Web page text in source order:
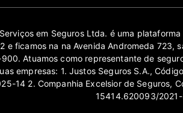
em Seguros Ltda. é uma
e ficamos na na Avenida Andromeda 723,
Atuamos como representante de
empresas: 1. Justos Seguros S.A.,
14 2. Companhia Excelsior de Seguros,
15414.620093/2021-